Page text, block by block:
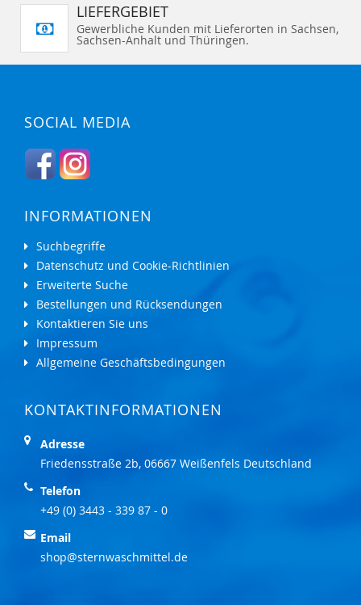
LIEFERGEBIET
Gewerbliche Kunden mit Lieferorten in Sachsen,
Sachsen-Anhalt und Thüringen.
SOCIAL MEDIA
INFORMATIONEN
Suchbegriffe
Datenschutz und Cookie-Richtlinien
Erweiterte Suche
Bestellungen und Rücksendungen
Kontaktieren Sie uns
Impressum
Allgemeine Geschäftsbedingungen
KONTAKTINFORMATIONEN
Adresse
Friedensstraße 2b, 06667 Weißenfels Deutschland
Telefon
+49 (0) 3443 - 339 87 - 0
Email
shop@sternwaschmittel.de